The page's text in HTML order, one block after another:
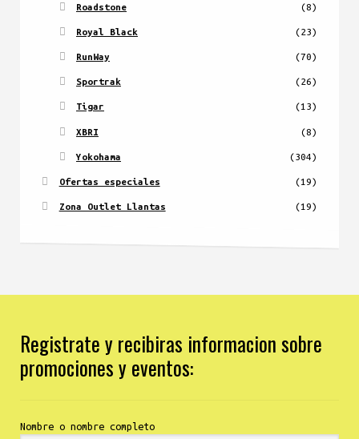
Roadstone (8)
Royal Black (23)
RunWay (70)
Sportrak (26)
Tigar (13)
XBRI (8)
Yokohama (304)
Ofertas especiales (19)
Zona Outlet Llantas (19)
Registrate y recibiras informacion sobre
promociones y eventos:
Nombre o nombre completo